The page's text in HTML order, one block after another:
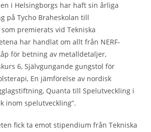
i Helsingborgs har haft sin årliga
på Tycho Braheskolan till
premierats vid Tekniska
har handlat om allt från NERF-
för betning av metalldetaljer,
6, Självgungande gungstol för
En jämförelse av nordisk
Quanta till Spelutveckling i
inom spelutveckling”.
fick ta emot stipendium från Tekniska